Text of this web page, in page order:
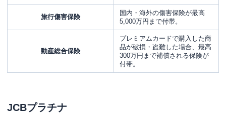
旅行傷害保険
国内・海外の傷害保険が最高
5,000万円まで付帯。
動産総合保険
プレミアムカードで購入した商
品が破損・盗難した場合、最高
300万円まで補償される保険が
付帯。
JCBプラチナ